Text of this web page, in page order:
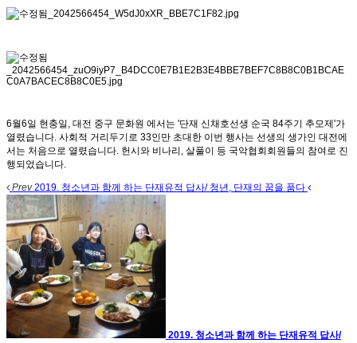
6월6일 현충일, 대전 중구 문화원 에서는 '단재 신채호선생 순국 84주기 추모제'가
열렸습니다. 사회적 거리두기로 33인만 초대한 이번 행사는 선생의 생가인 대전에
서는 처음으로 열렸습니다. 헌시와 비나리, 살풀이 등 국악협회회원들의 참여로 진
행되었습니다.
Prev2019. 청소년과 함께 하는 단재유적 답사/ 청년, 단재의 꿈을 품다
2019. 청소년과 함께 하는 단재유적 답사/